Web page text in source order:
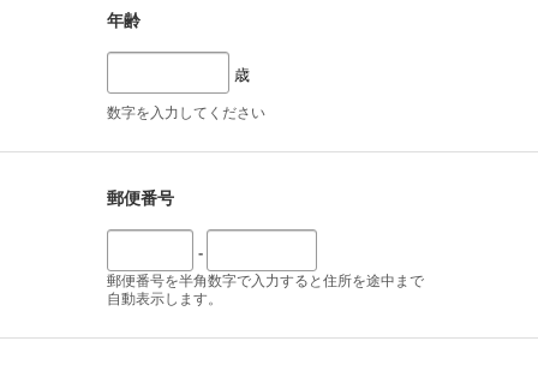
年齢
歳
数字を入力してください
郵便番号
-
郵便番号を半角数字で入力すると住所を途中まで
自動表示します。